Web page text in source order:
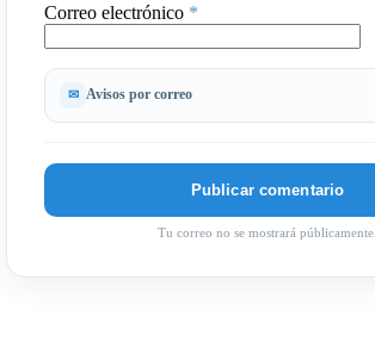
Correo electrónico *
Avisos por correo
Tu correo no se mostrará públicamente.